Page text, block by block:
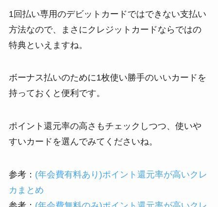
1回払い専用のデビットカードではできない支払い
方法なので、まさにクレジットカードならではの
特典といえますね。
ボーナス払いのために1枚使い勝手のいいカードを
持っておくと便利です。
ポイント還元率の高さもチェックしつつ、使いや
すいカードを選んでみてくださいね。
参考： (年会費有料あり)ポイント還元率が高いクレ
カまとめ